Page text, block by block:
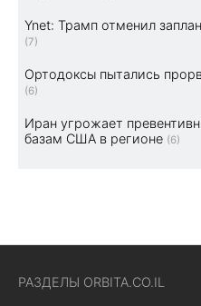
Ynet: Трамп отменил
(7)
Ортодоксы пытались
(6)
Иран угрожает
базам США в регионе (6)
РАЗДЕЛЫ ORBITA.CO.IL